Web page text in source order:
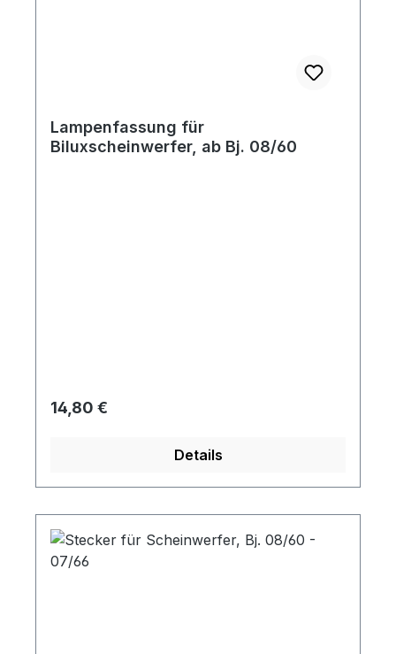
Lampenfassung für
Biluxscheinwerfer, ab Bj. 08/60
Regulärer Preis:
14,80 €
Details